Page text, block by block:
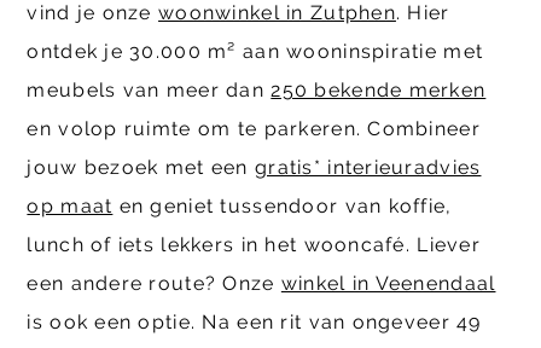
vind je onzewoonwinkel in Zutphen. Hier
ontdek je 30.000 m² aan wooninspiratie met
meubels van meer dan250 bekende merken
en volop ruimte om te parkeren. Combineer
jouw bezoek met eengratis* interieuradvies
op maat en geniet tussendoor van koffie,
lunch of iets lekkers in het wooncafé. Liever
een andere route? Onze winkel in Veenendaal
is ook een optie. Na een rit van ongeveer 49